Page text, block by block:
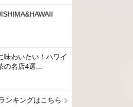
味わいたい！ハワイ
の名店4選...
ンキングはこちら